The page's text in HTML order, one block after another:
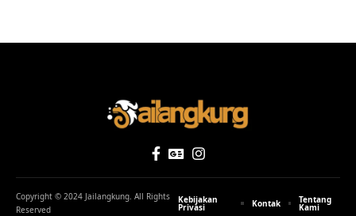
Copyright © 2024 Jailangkung. All Rights
Reserved
Kebijakan
Privasi Kontak Tentang
Kami